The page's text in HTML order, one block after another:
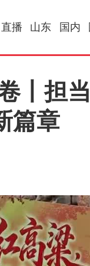
直播 山东 国内
丨担
篇章